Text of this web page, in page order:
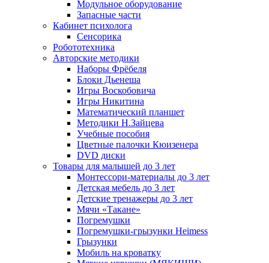
Модульное оборудование
Запасные части
Кабинет психолога
Сенсорика
Робототехника
Авторские методики
Наборы Фрёбеля
Блоки Дьенеша
Игры Воскобовича
Игры Никитина
Математический планшет
Методики Н.Зайцева
Учебные пособия
Цветные палочки Кюизенера
DVD диски
Товары для малышей до 3 лет
Монтессори-материалы до 3 лет
Детская мебель до 3 лет
Детские тренажеры до 3 лет
Мячи «Такане»
Погремушки
Погремушки-грызунки Heimess
Грызунки
Мобиль на кроватку